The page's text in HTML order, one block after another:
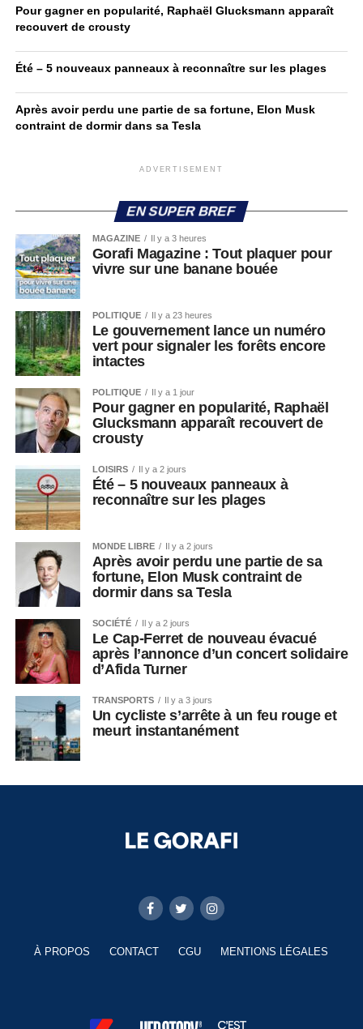
Pour gagner en popularité, Raphaël Glucksmann apparaît
recouvert de crousty
Été – 5 nouveaux panneaux à reconnaître sur les plages
Après avoir perdu une partie de sa fortune, Elon Musk
contraint de dormir dans sa Tesla
ADVERTISEMENT
EN SUPER BREF
MAGAZINE Il y a 3 heures
Gorafi Magazine : Tout plaquer pour
vivre sur une banane bouée
POLITIQUE Il y a 23 heures
Le gouvernement lance un numéro
vert pour signaler les forêts encore
intactes
POLITIQUE Il y a 1 jour
Pour gagner en popularité, Raphaël
Glucksmann apparaît recouvert de
crousty
LOISIRS Il y a 2 jours
Été – 5 nouveaux panneaux à
reconnaître sur les plages
MONDE LIBRE Il y a 2 jours
Après avoir perdu une partie de sa
fortune, Elon Musk contraint de
dormir dans sa Tesla
SOCIÉTÉ Il y a 2 jours
Le Cap-Ferret de nouveau évacué
après l’annonce d’un concert solidaire
d’Afida Turner
TRANSPORTS Il y a 3 jours
Un cycliste s’arrête à un feu rouge et
meurt instantanément
À PROPOS CONTACT CGU MENTIONS LÉGALES